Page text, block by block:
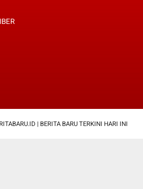
| BERITA BARU TERKINI HARI INI